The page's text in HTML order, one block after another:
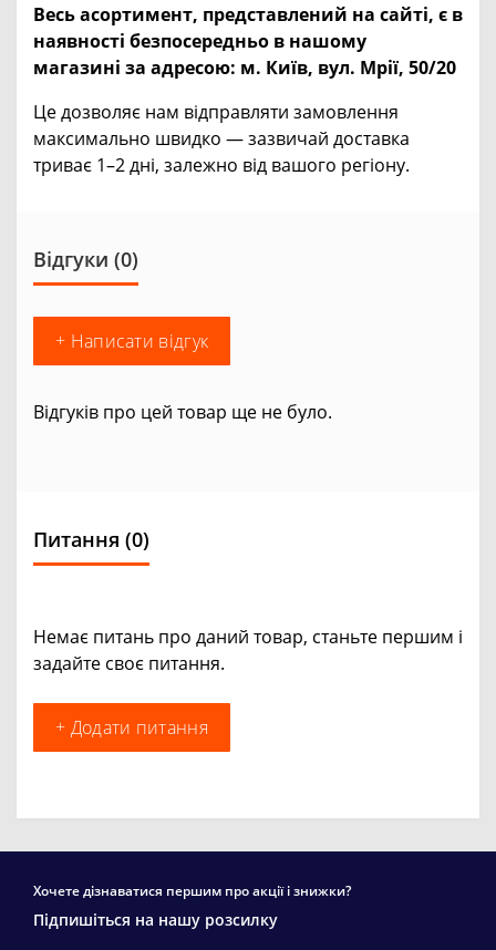
Весь асортимент, представлений на сайті, є в
наявності безпосередньо в нашому
магазині за адресою: м. Київ, вул. Мрії, 50/20
Це дозволяє нам відправляти замовлення
максимально швидко — зазвичай доставка
триває 1–2 дні, залежно від вашого регіону.
Відгуки (0)
+ Написати відгук
Відгуків про цей товар ще не було.
Питання (0)
Немає питань про даний товар, станьте першим і
задайте своє питання.
+ Додати питання
Хочете дізнаватися першим про акції і знижки?
Підпишіться на нашу розсилку